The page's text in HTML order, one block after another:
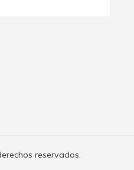
reservados.